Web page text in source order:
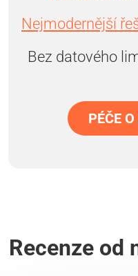
Nejmodernější
Bez datového
PÉČE
Recenze od